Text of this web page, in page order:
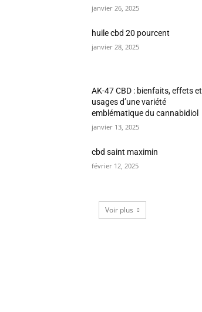
janvier 26, 2025
huile cbd 20 pourcent
janvier 28, 2025
AK-47 CBD : bienfaits, effets et
usages d’une variété
emblématique du cannabidiol
janvier 13, 2025
cbd saint maximin
février 12, 2025
Voir plus